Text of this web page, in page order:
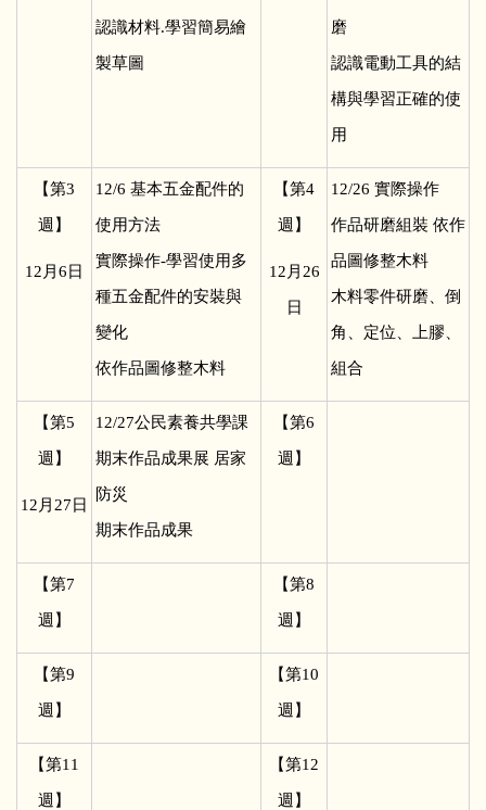
認識材料.學習簡易繪
製草圖
磨
認識電動工具的結
構與學習正確的使
用
【第3
週】
12 月6日
12/6 基本五金配件的
使用方法
實際操作-學習使用多
種五金配件的安裝與
變化
依作品圖修整木料
【第4
週】
12 月26
日
12/26 實際操作
作品研磨組裝 依作
品圖修整木料
木料零件研磨、倒
角、定位、上膠、
組合
【第5
週】
12 月27日
12/27公民素養共學課
期末作品成果展 居家
防災
期末作品成果
【第6
週】
【第7
週】
【第8
週】
【第9
週】
【第10
週】
【第11
週】
【第12
週】